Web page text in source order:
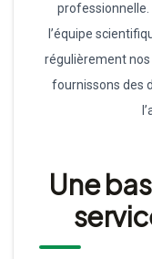
professionnelle.
l’équipe
régulièrement
fournissons des
Une